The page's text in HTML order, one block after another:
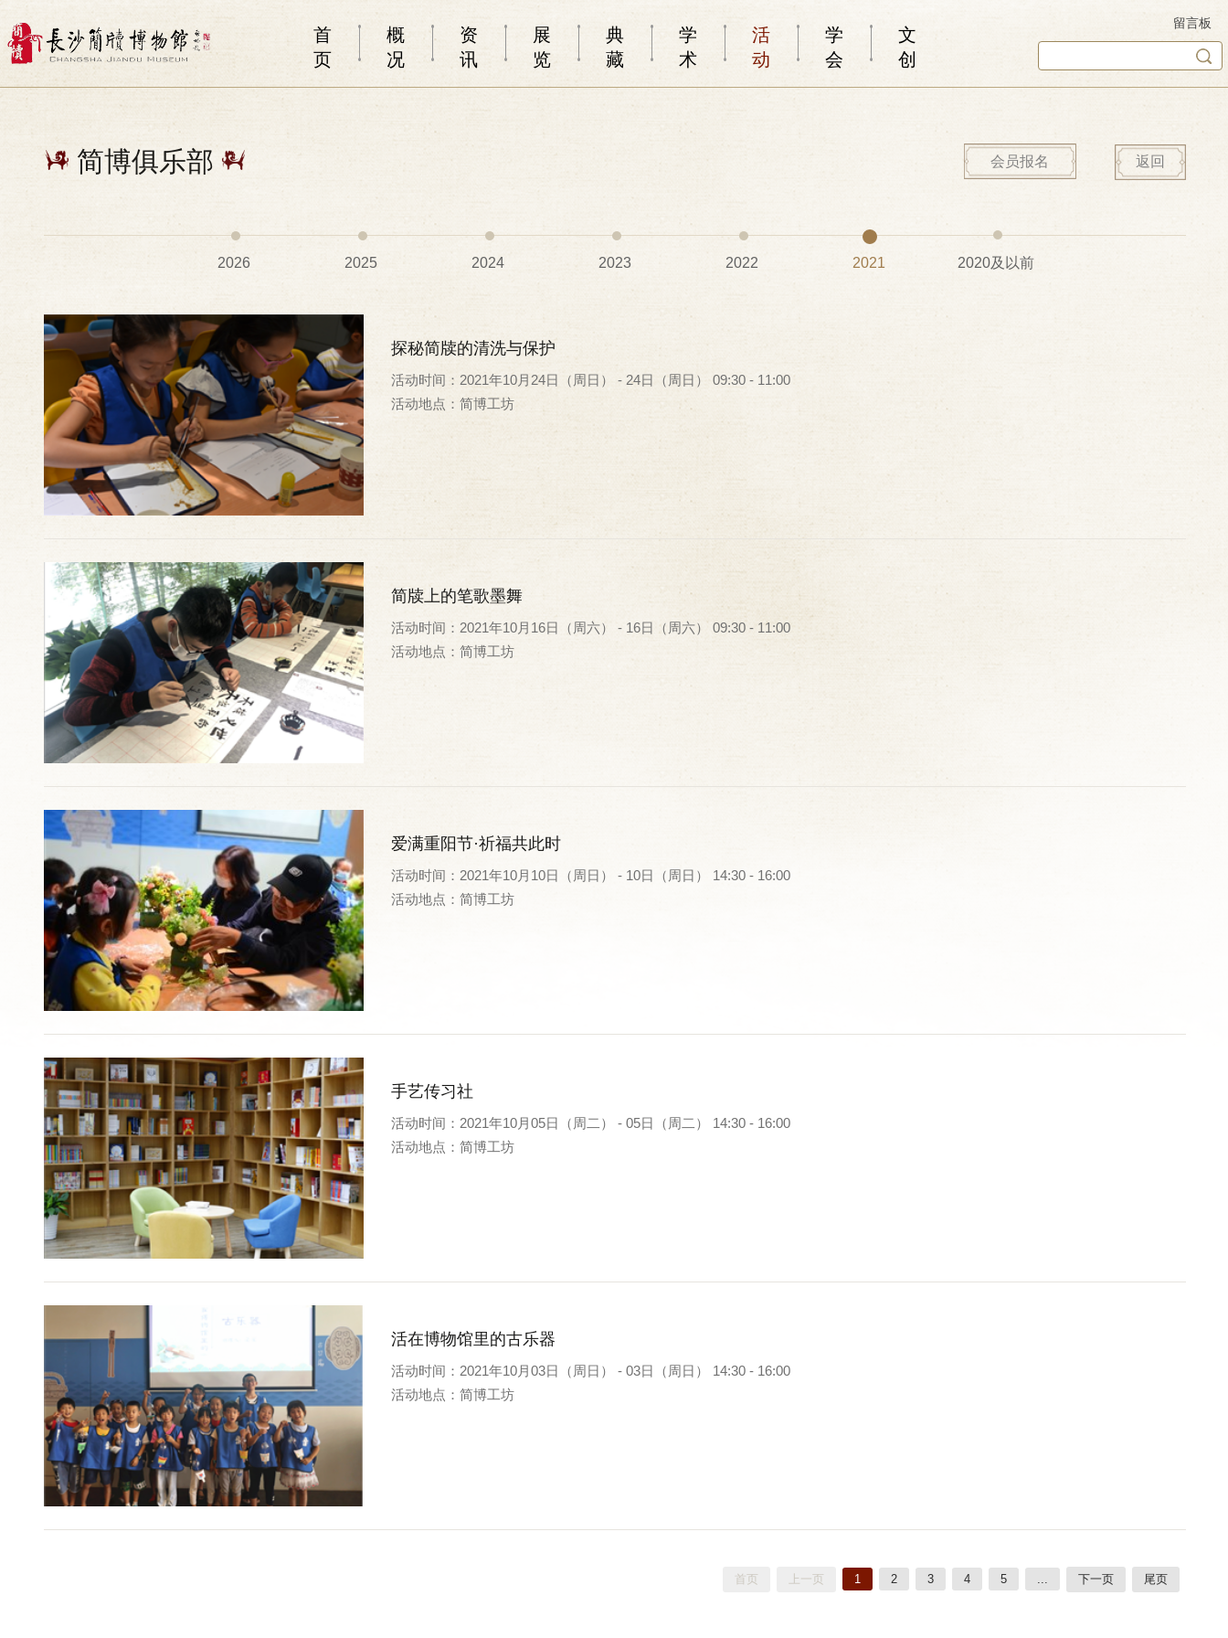
首
页
概
况
资
讯
展
览
典
藏
学
术
活
动
学
会
文
创
留言板
简博俱乐部 会员报名 返回
2026 2025 2024 2023 2022 2021 2020及以前
探秘简牍的清洗与保护
活动时间：2021年10月24日（周日） - 24日（周日） 09:30 - 11:00
活动地点：简博工坊
简牍上的笔歌墨舞
活动时间：2021年10月16日（周六） - 16日（周六） 09:30 - 11:00
活动地点：简博工坊
爱满重阳节·祈福共此时
活动时间：2021年10月10日（周日） - 10日（周日） 14:30 - 16:00
活动地点：简博工坊
手艺传习社
活动时间：2021年10月05日（周二） - 05日（周二） 14:30 - 16:00
活动地点：简博工坊
活在博物馆里的古乐器
活动时间：2021年10月03日（周日） - 03日（周日） 14:30 - 16:00
活动地点：简博工坊
首页 上一页 1 2 3 4 5 ... 下一页 尾页